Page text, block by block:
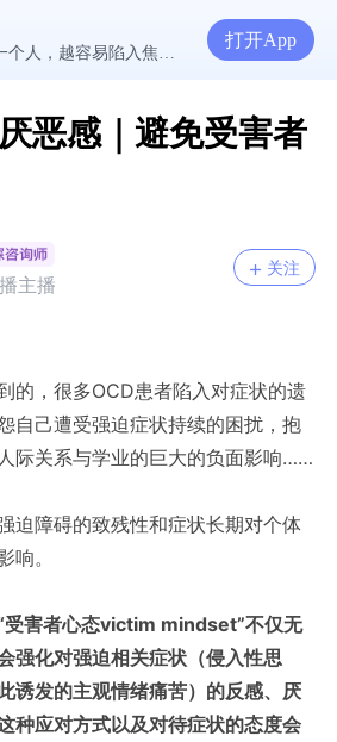
获得专业心理帮助
打开App
恶感｜避免受害者
主播
关注
的，很多OCD患者陷入对症状的遗
自己遭受强迫症状持续的困扰，抱
际关系与学业的巨大的负面影响……
迫障碍的致残性和症状长期对个体
响。
受害者心态victim mindset”不仅无
强化对强迫相关症状（侵入性思
诱发的主观情绪痛苦）的反感、厌
种应对方式以及对待症状的态度会